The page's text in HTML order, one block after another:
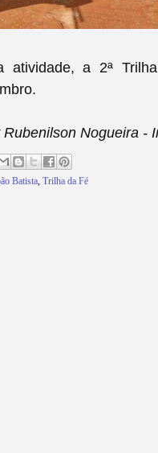
atividade, a 2ª
Nogueira -
Batista, Trilha da Fé